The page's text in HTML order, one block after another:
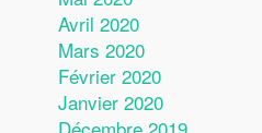
Avril 2020
Mars 2020
Février 2020
Janvier 2020